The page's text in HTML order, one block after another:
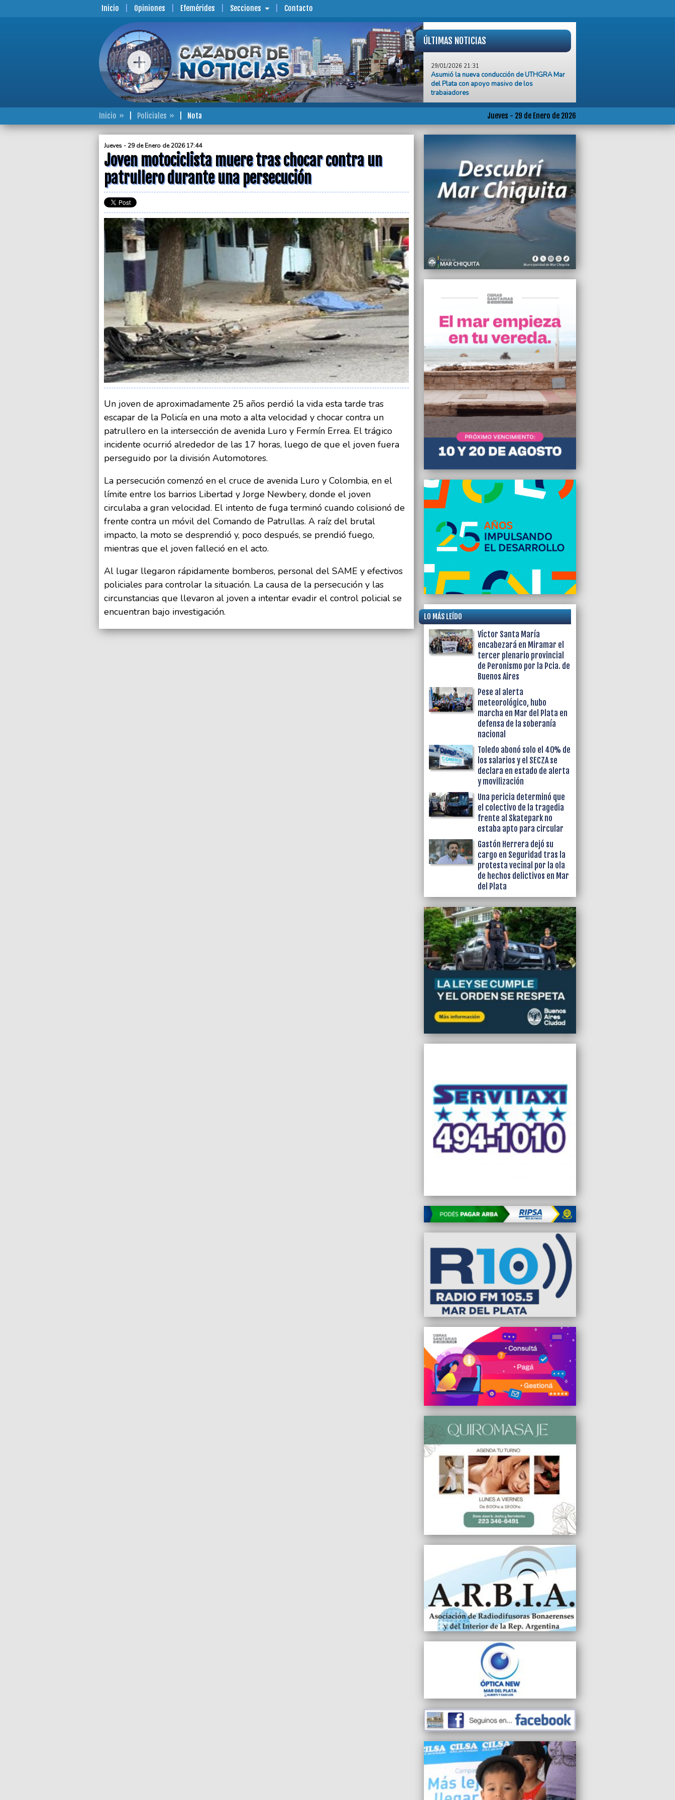
Inicio Opiniones Efemérides Secciones Contacto
ÚLTIMAS NOTICIAS
Asumió la nueva conducción de UTHGRA Mar
del Plata con apoyo masivo de los
trabajadores
29/01/2026 19:09
El Radicalismo calienta motores para el 2026
29/01/2026 18:25
Adriana Donzelli confirma su candidatura al PJ
marplatense con respaldo de Kicillof
29/01/2026 17:44
Joven motociclista muere tras chocar contra un
patrullero durante una persecución
29/01/2026 13:58
Mar Chiquita atrae visitantes, pero la
temporada, es compleja
consumo de chorizos caseros en un festejo
familiar
29/01/2026 10:03
con música y al aire libre
29/01/2026 05:58
En 2025, los siniestros viales representaron la
principal causa de ingresos en el HIGA
29/01/2026 05:50
“El gobierno porteño y el nacional deben
explicar los incentivos detrás de la brutalidad
policial hacia jubilados”, sostuvo Pablo Aceto
29/01/2026 00:59
La Provincia de Bs As perdió 550 mil turistas
en dos años y Kicillof culpó a Milei
Jueves - 29 de Enero de 2026
Inicio Policiales Nota
Jueves - 29 de Enero de 2026 17:44
Joven motociclista muere tras chocar contra un
patrullero durante una persecución
Un joven de aproximadamente 25 años perdió la vida esta tarde tras
escapar de la Policía en una moto a alta velocidad y chocar contra un
patrullero en la intersección de avenida Luro y Fermín Errea. El trágico
incidente ocurrió alrededor de las 17 horas, luego de que el joven fuera
perseguido por la división Automotores.
La persecución comenzó en el cruce de avenida Luro y Colombia, en el
límite entre los barrios Libertad y Jorge Newbery, donde el joven
circulaba a gran velocidad. El intento de fuga terminó cuando colisionó de
frente contra un móvil del Comando de Patrullas. A raíz del brutal
impacto, la moto se desprendió y, poco después, se prendió fuego,
mientras que el joven falleció en el acto.
Al lugar llegaron rápidamente bomberos, personal del SAME y efectivos
policiales para controlar la situación. La causa de la persecución y las
circunstancias que llevaron al joven a intentar evadir el control policial se
encuentran bajo investigación.
LO MÁS LEÍDO
Víctor Santa María
encabezará en Miramar el
tercer plenario provincial
de Peronismo por la Pcia. de
Buenos Aires
Pese al alerta
meteorológico, hubo
marcha en Mar del Plata en
defensa de la soberanía
nacional
Toledo abonó solo el 40% de
los salarios y el SECZA se
declara en estado de alerta
y movilización
Una pericia determinó que
el colectivo de la tragedia
frente al Skatepark no
estaba apto para circular
Gastón Herrera dejó su
cargo en Seguridad tras la
protesta vecinal por la ola
de hechos delictivos en Mar
del Plata